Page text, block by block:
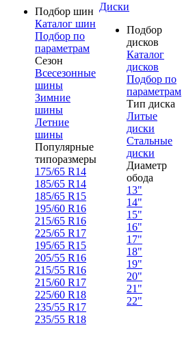
Подбор шин
Каталог шин
Подбор по
параметрам
Сезон
Всесезонные
шины
Зимние
шины
Летние
шины
Популярные
типоразмеры
175/65 R14
185/65 R14
185/65 R15
195/60 R16
215/65 R16
225/65 R17
195/65 R15
205/55 R16
215/55 R16
215/60 R17
225/60 R18
235/55 R17
235/55 R18
Диски
Подбор
дисков
Каталог
дисков
Подбор по
параметрам
Тип диска
Литые
диски
Стальные
диски
Диаметр
обода
13"
14"
15"
16"
17"
18"
19"
20"
21"
22"